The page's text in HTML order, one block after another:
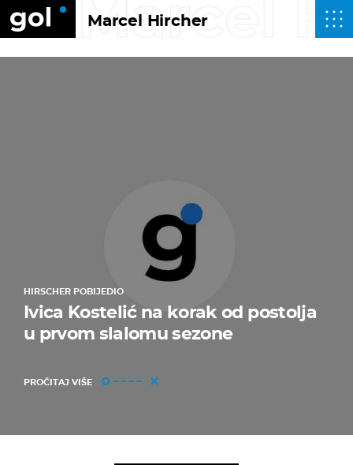
Marcel Hircher
Marcel
HIRSCHER POBIJEDIO
Ivica Kostelić na korak od postolja
u prvom slalomu sezone
PROČITAJ VIŠE